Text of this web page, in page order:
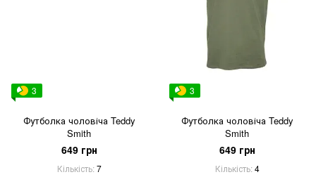
3
Футболка чоловіча Teddy
Smith
649 грн
Кількість 7
3
Футболка чоловіча Teddy
Smith
649 грн
Кількість 4